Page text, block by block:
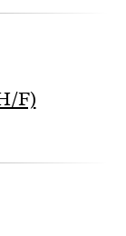
F)